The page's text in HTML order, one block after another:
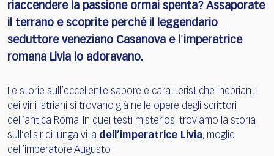
riaccendere la passione ormai spenta? Assaporate
il terrano e scoprite perché il leggendario
seduttore veneziano Casanova e l ’imperatrice
romana Livia lo adoravano.
Le storie sull’eccellente sapore e caratteristiche inebrianti
dei vini istriani si trovano già nelle opere degli scrittori
dell’antica Roma. In quei testi misteriosi troviamo la storia
sull’elisir di lunga vita dell’imperatrice Livia, moglie
dell’imperatore Augusto.